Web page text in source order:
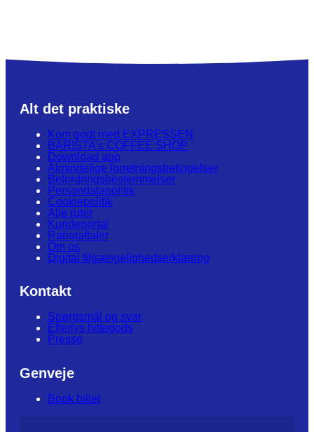
Alt det praktiske
Kom godt med EXPRESSEN
BARISTA's COFFEE SHOP
Download app
Almindelige forretningsbetingelser
Befordringsbestemmelser
Persondatapolitik
Cookiepolitik
Alle ruter
Kundeportal
Rabataftaler
Om os
Digital tilgængelighedserklæring
Kontakt
Spørgsmål og svar
Efterlys hittegods
Presse
Genveje
Book billet